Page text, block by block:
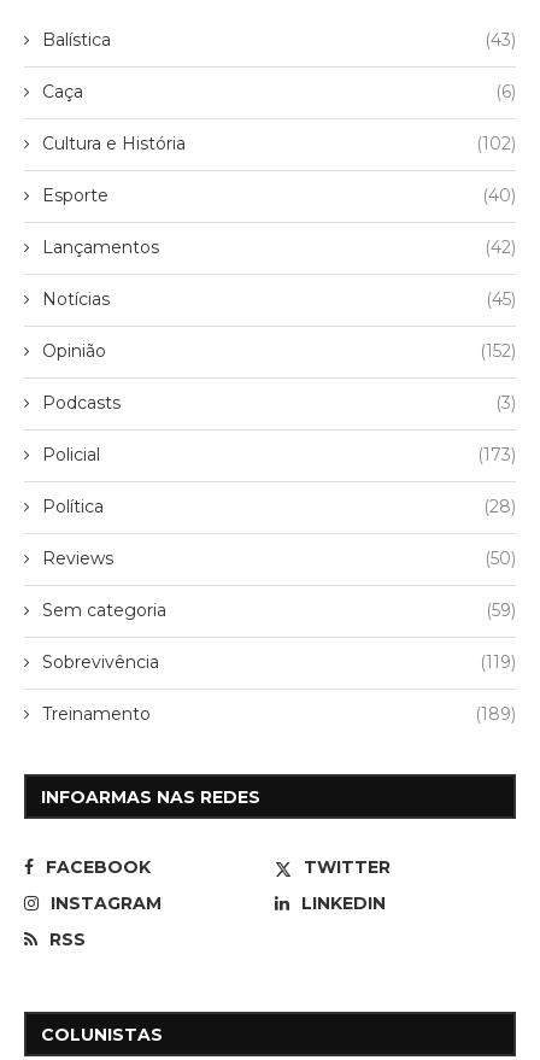
Balística (43)
Caça (6)
Cultura e História (102)
Esporte (40)
Lançamentos (42)
Notícias (45)
Opinião (152)
Podcasts (3)
Policial (173)
Política (28)
Reviews (50)
Sem categoria (59)
Sobrevivência (119)
Treinamento (189)
INFOARMAS NAS REDES
FACEBOOK
TWITTER
INSTAGRAM
LINKEDIN
RSS
COLUNISTAS